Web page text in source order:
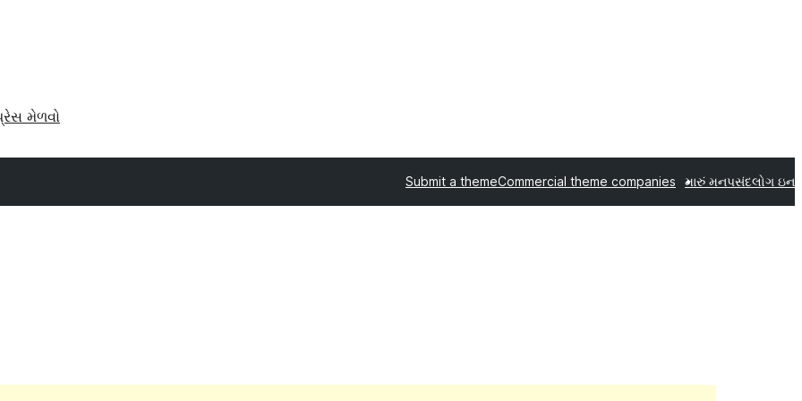
મેળવો
Submit a themeCommercial theme companies મારું મનપસંદલોગ ઇન